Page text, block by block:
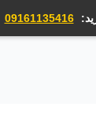
09161135416